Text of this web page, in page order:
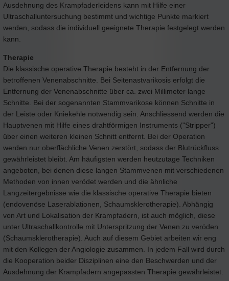
Ausdehnung des Krampfaderleidens kann mit Hilfe einer
Ultraschalluntersuchung bestimmt und wichtige Punkte markiert
werden, sodass die individuell geeignete Therapie festgelegt werden
kann.
Therapie
Die klassische operative Therapie besteht in der Entfernung der
betroffenen Venenabschnitte. Bei Seitenastvarikosis erfolgt die
Entfernung der Venenabschnitte über ca. zwei Millimeter lange
Schnitte. Bei der sogenannten Stammvarikose können Schnitte in
der Leiste oder Kniekehle notwendig sein. Anschliessend werden die
Hauptvenen mit Hilfe eines drahtförmigen Instruments ("Stripper")
über einen weiteren kleinen Schnitt entfernt. Bei der Operation
werden nur oberflächliche Venen zerstört, sodass der Blutrückfluss
gewährleistet bleibt. Am häufigsten werden heutzutage Techniken
angeboten, bei denen diese langen Stammvenen mit verschiedenen
Methoden von innen verödet werden und die ähnliche
Langzeitergebnisse wie die klassische operative Therapie bieten
(endovenöse Laserablationen, Schaumsklerotherapie). Abhängig
von Art und Lokalisation der Krampfadern, ist auch möglich, diese
unter Ultraschallkontrolle mit Unterspritzung der Venen zu veröden
(Schaumsklerotherapie). Auch auf diesem Gebiet arbeiten wir eng
mit den Kollegen der Angiologie zusammen. In jedem Fall wird durch
die Kooperation beider Disziplinen eine den Beschwerden und der
Ausdehnung der Krampfadern angepassten Therapie gewährleistet.